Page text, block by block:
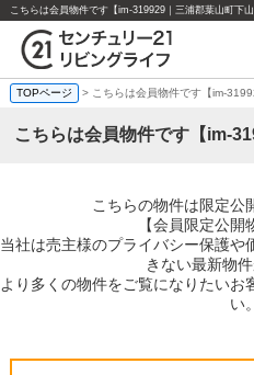
TOPページ > こちらは会員物件です【im-
こちらは会員物件です【im-
こちらの物件は限定公
【会員限定公開
当社は売主様のプライバシー保護
きない最新物件
より多くの物件をご覧になりたいお
い。